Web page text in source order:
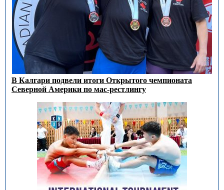
В Калгари подвели итоги Открытого чемпионата
Северной Америки по мас-рестлингу